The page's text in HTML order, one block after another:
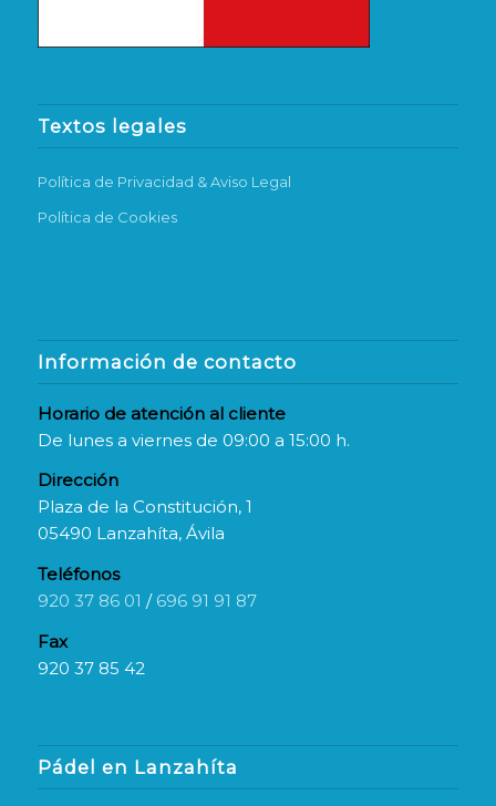
Textos legales
Política de Privacidad & Aviso Legal
Política de Cookies
Información de contacto
Horario de atención al cliente
De lunes a viernes de 09:00 a 15:00 h.
Dirección
Plaza de la Constitución, 1
05490 Lanzahíta, Ávila
Teléfonos
920 37 86 01 / 696 91 91 87
Fax
920 37 85 42
Pádel en Lanzahíta